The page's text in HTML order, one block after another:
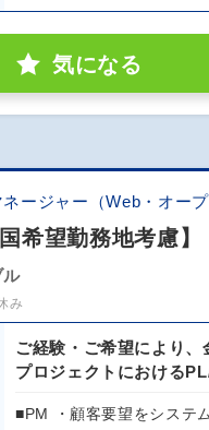
気になる
ージャー（Web・オープ
希望勤務地考慮】
ル
み
ご経験・ご希望により
プロジェクトにおける
■PM ・顧客要望をシステ